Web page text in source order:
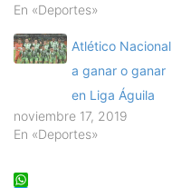
En «Deportes»
Atlético Nacional
a ganar o ganar
en Liga Águila
noviembre 17, 2019
En «Deportes»